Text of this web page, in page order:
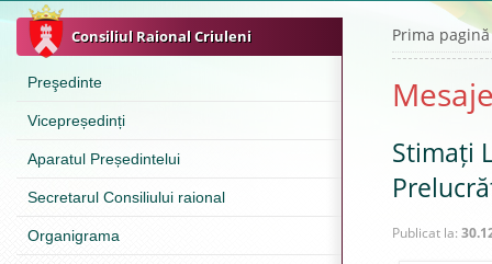
Consiliul Raional Criuleni
Preşedinte
Vicepreședinți
Aparatul Președintelui
Secretarul Consiliului raional
Organigrama
Prima pagină
Stimați
Publicat la: